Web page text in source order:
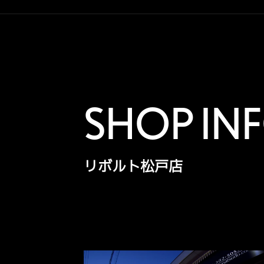
SHOP
リボルト松戸店